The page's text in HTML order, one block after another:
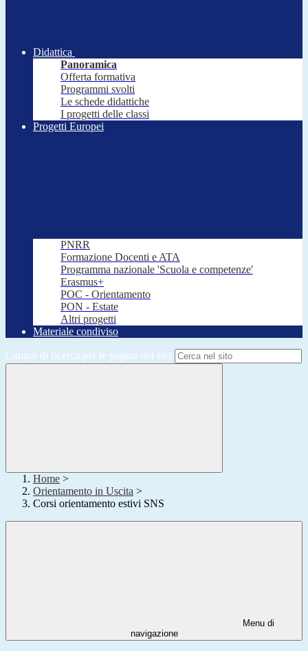
Didattica
Panoramica
Offerta formativa
Programmi svolti
Le schede didattiche
I progetti delle classi
Progetti Europei
PNRR
Formazione Docenti e ATA
Programma nazionale 'Scuola e competenze'
Erasmus+
POC - Orientamento
PON - Estate
Altri progetti
Materiale condiviso
Campo di ricerca per le pagine del sito
Home >
Orientamento in Uscita >
Corsi orientamento estivi SNS
Menu di
navigazione